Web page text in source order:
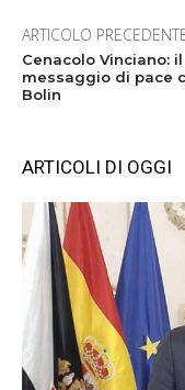
ARTICOLO
Cenacolo Vinciano: il
messaggio di pace
Bolin
ARTICOLI DI OGGI